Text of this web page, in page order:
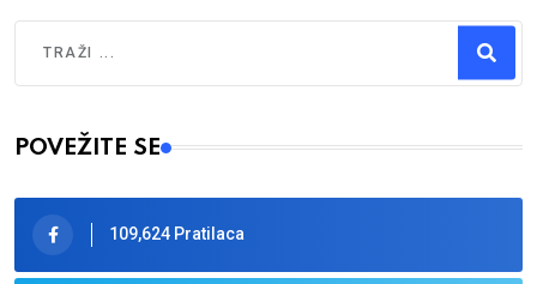
Type 2 or more characters for results.
POVEŽITE SE
109,624 Pratilaca